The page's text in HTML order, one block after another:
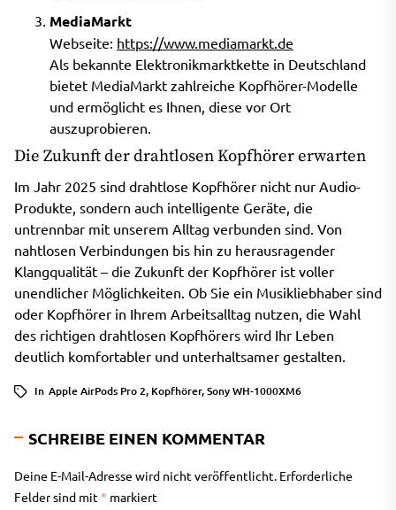
MediaMarkt
Webseite: https://www.mediamarkt.de
Als bekannte Elektronikmarktkette in Deutschland
bietet MediaMarkt zahlreiche Kopfhörer-Modelle
und ermöglicht es Ihnen, diese vor Ort
auszuprobieren.
Die Zukunft der drahtlosen Kopfhörer erwarten
Im Jahr 2025 sind drahtlose Kopfhörer nicht nur Audio-
Produkte, sondern auch intelligente Geräte, die
untrennbar mit unserem Alltag verbunden sind. Von
nahtlosen Verbindungen bis hin zu herausragender
Klangqualität – die Zukunft der Kopfhörer ist voller
unendlicher Möglichkeiten. Ob Sie ein Musikliebhaber sind
oder Kopfhörer in Ihrem Arbeitsalltag nutzen, die Wahl
des richtigen drahtlosen Kopfhörers wird Ihr Leben
deutlich komfortabler und unterhaltsamer gestalten.
In Apple AirPods Pro 2, Kopfhörer,Sony WH-1000XM6
SCHREIBE EINEN KOMMENTAR
Deine E-Mail-Adresse wird nicht veröffentlicht. Erforderliche
Felder sind mit* markiert